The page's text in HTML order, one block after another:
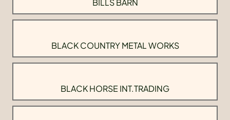
BILLS BARN
BLACK COUNTRY METAL WORKS
BLACK HORSE INT.TRADING